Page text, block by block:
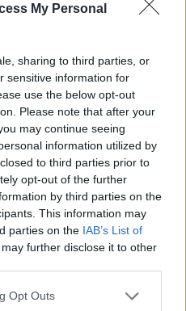
My Personal
sharing to third parties, or
sensitive information for
use the below opt-out
Please note that after your
may continue seeing
information utilized by
to third parties prior to
opt-out of the further
by third parties on the
This information may
parties on the IAB’s List of
further disclose it to other
Opt Outs
Kdy a kde bude Prima sport k
naladění na Skylinku